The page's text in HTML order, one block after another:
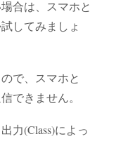
合は、スマホと
してみましょ
で、スマホと
できません。
力(Class)によっ